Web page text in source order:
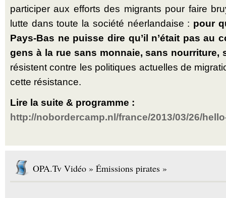
participer aux efforts des migrants pour faire
lutte dans toute la société néerlandaise : pour
Pays-Bas ne puisse dire qu’il n’était pas au
gens à la rue sans monnaie, sans nourriture,
résistent contre les politiques actuelles de
cette résistance.
Lire la suite & programme :
http://nobordercamp.nl/france/2013/03/26/
OPA.Tv Vidéo » Émissions pirates »